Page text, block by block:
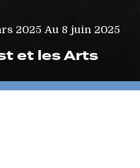
2025 Au 8 juin 2025
et les Arts